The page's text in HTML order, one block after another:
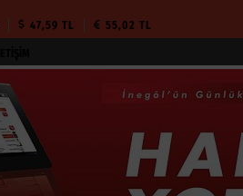
47,59 TL 55,02 TL